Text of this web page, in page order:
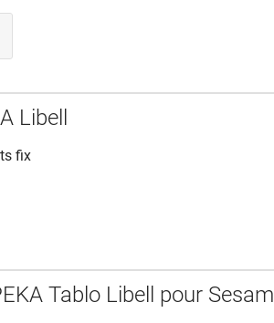
Libell
fix
Tablo Libell pour Sesam